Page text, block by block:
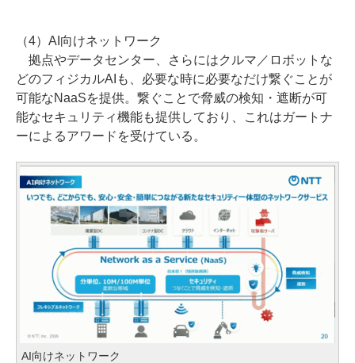
（4）AI向けネットワーク
拠点やデータセンター、さらにはクルマ／ロボットな
どのフィジカルAIも、必要な時に必要なだけ繋ぐことが
可能なNaaSを提供。繋ぐことで脅威の検知・遮断が可
能なセキュリティ機能も提供しており、これはガートナ
ーによるアワードを受けている。
AI向けネットワーク